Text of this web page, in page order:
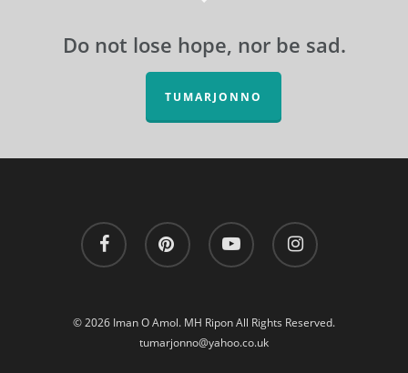
Do not lose hope, nor be sad.
TUMARJONNO
facebook pinterest youtube instagram
© 2026 Iman O Amol. MH Ripon All Rights Reserved.
tumarjonno@yahoo.co.uk